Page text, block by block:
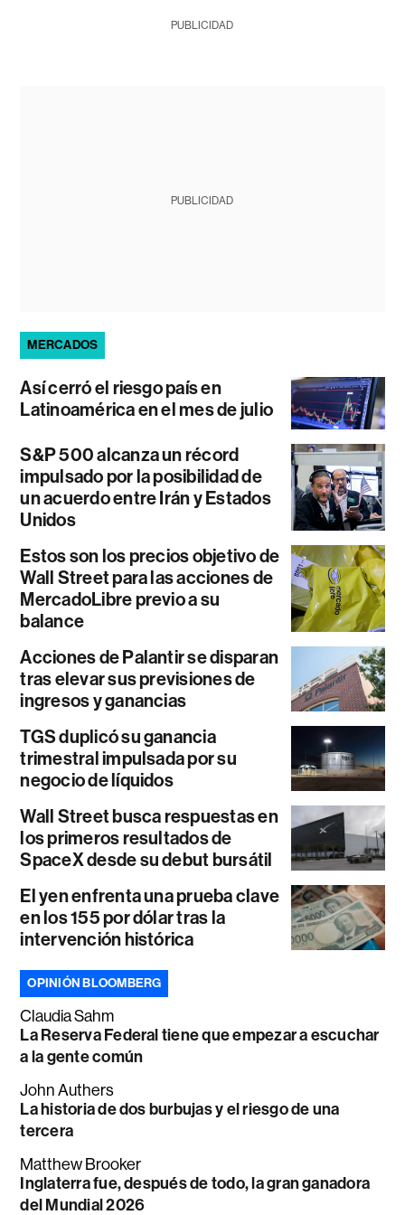
PUBLICIDAD
PUBLICIDAD
MERCADOS
Así cerró el riesgo país en
Latinoamérica en el mes de julio
S&P 500 alcanza un récord
impulsado por la posibilidad de
un acuerdo entre Irán y Estados
Unidos
Estos son los precios objetivo de
Wall Street para las acciones de
MercadoLibre previo a su
balance
Acciones de Palantir se disparan
tras elevar sus previsiones de
ingresos y ganancias
TGS duplicó su ganancia
trimestral impulsada por su
negocio de líquidos
Wall Street busca respuestas en
los primeros resultados de
SpaceX desde su debut bursátil
El yen enfrenta una prueba clave
en los 155 por dólar tras la
intervención histórica
OPINIÓN BLOOMBERG
Claudia Sahm
La Reserva Federal tiene que empezar a escuchar
a la gente común
John Authers
La historia de dos burbujas y el riesgo de una
tercera
Matthew Brooker
Inglaterra fue, después de todo, la gran ganadora
del Mundial 2026